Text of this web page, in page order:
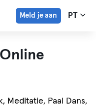
Meld je aan PT
Meditatie, Paal Dans,